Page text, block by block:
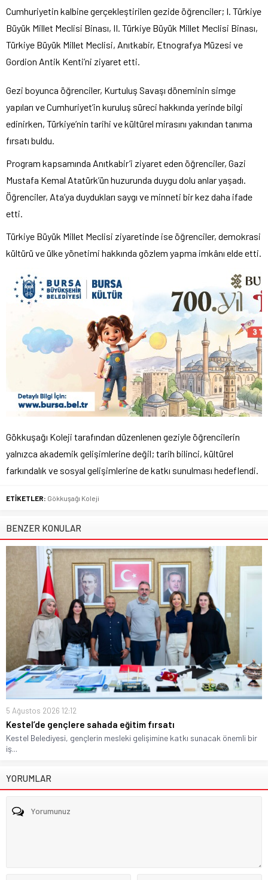
Cumhuriyetin kalbine gerçekleştirilen gezide öğrenciler; I. Türkiye
Büyük Millet Meclisi Binası, II. Türkiye Büyük Millet Meclisi Binası,
Türkiye Büyük Millet Meclisi, Anıtkabir, Etnografya Müzesi ve
Gordion Antik Kenti’ni ziyaret etti.
Gezi boyunca öğrenciler, Kurtuluş Savaşı döneminin simge
yapıları ve Cumhuriyet’in kuruluş süreci hakkında yerinde bilgi
edinirken, Türkiye’nin tarihi ve kültürel mirasını yakından tanıma
fırsatı buldu.
Program kapsamında Anıtkabir’i ziyaret eden öğrenciler, Gazi
Mustafa Kemal Atatürk’ün huzurunda duygu dolu anlar yaşadı.
Öğrenciler, Ata’ya duydukları saygı ve minneti bir kez daha ifade
etti.
Türkiye Büyük Millet Meclisi ziyaretinde ise öğrenciler, demokrasi
kültürü ve ülke yönetimi hakkında gözlem yapma imkânı elde etti.
Gökkuşağı Koleji tarafından düzenlenen geziyle öğrencilerin
yalnızca akademik gelişimlerine değil; tarih bilinci, kültürel
farkındalık ve sosyal gelişimlerine de katkı sunulması hedeflendi.
ETİKETLER: Gökkuşağı Koleji
BENZER KONULAR
5 Ağustos 2026 12:12
Kestel’de gençlere sahada eğitim fırsatı
Kestel Belediyesi, gençlerin mesleki gelişimine katkı sunacak önemli bir
iş...
YORUMLAR